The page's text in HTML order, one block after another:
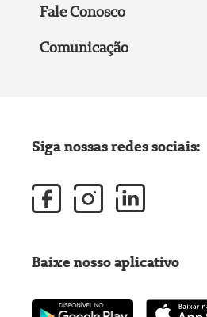
Fale Conosco
Comunicação
Siga nossas redes sociais:
Baixe nosso aplicativo